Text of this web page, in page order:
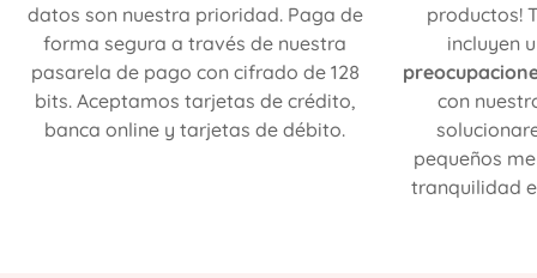
datos son nuestra prioridad. Paga de
forma segura a través de nuestra
pasarela de pago con cifrado de 128
bits. Aceptamos tarjetas de crédito,
banca online y tarjetas de débito.
productos!
incluyen
con
pequeños
tranquilidad